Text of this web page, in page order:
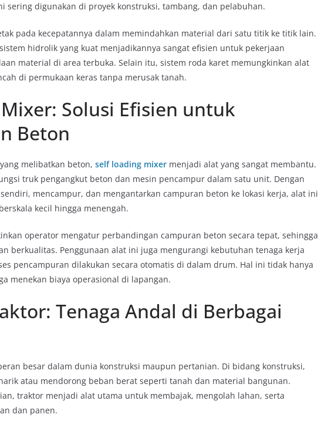
sering digunakan di proyek konstruksi, tambang, dan pelabuhan.
pada kecepatannya dalam memindahkan material dari satu titik ke titik lain.
hidrolik yang kuat menjadikannya sangat efisien untuk pekerjaan
material di area terbuka. Selain itu, sistem roda karet memungkinkan alat
di permukaan keras tanpa merusak tanah.
Solusi Efisien untuk
Beton
melibatkan beton, self loading mixer menjadi alat yang sangat membantu.
truk pengangkut beton dan mesin pencampur dalam satu unit. Dengan
mencampur, dan mengantarkan campuran beton ke lokasi kerja, alat ini
kecil hingga menengah.
operator mengatur perbandingan campuran beton secara tepat, sehingga
berkualitas. Penggunaan alat ini juga mengurangi kebutuhan tenaga kerja
pencampuran dilakukan secara otomatis di dalam drum. Hal ini tidak hanya
menekan biaya operasional di lapangan.
Tenaga Andal di Berbagai
besar dalam dunia konstruksi maupun pertanian. Di bidang konstruksi,
atau mendorong beban berat seperti tanah dan material bangunan.
traktor menjadi alat utama untuk membajak, mengolah lahan, serta
dan panen.